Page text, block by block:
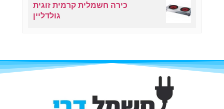
כירה חשמלית קרמית זוגית
גולדליין